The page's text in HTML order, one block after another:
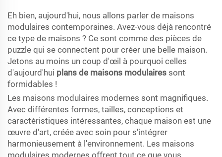
Eh bien, aujourd'hui, nous allons parler de maisons
modulaires contemporaines. Avez-vous déjà rencontré
ce type de maisons ? Ce sont comme des pièces de
puzzle qui se connectent pour créer une belle maison.
Jetons au moins un coup d'œil à pourquoi celles
d'aujourd'hui plans de maisons modulaires sont
formidables !
Les maisons modulaires modernes sont magnifiques.
Avec différentes formes, tailles, conceptions et
caractéristiques intéressantes, chaque maison est une
œuvre d'art, créée avec soin pour s'intégrer
harmonieusement à l'environnement. Les maisons
modulaires modernes offrent tout ce que vous